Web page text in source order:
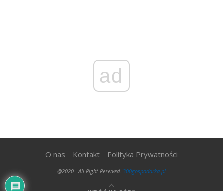
ad
O nas Kontakt Polityka Prywatności
@2020 - All Right Reserved. 300gospodarka.pl